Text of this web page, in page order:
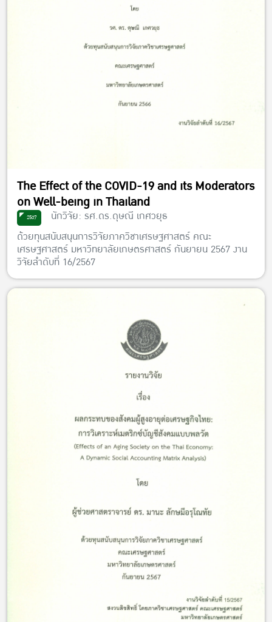
The Effect of the COVID-19 and its Moderators
on Well-being in Thailand
2567
นักวิจัย: รศ.ดร.ดุษณี เกศวยุธ
ด้วยทุนสนับสนุนการวิจัยภาควิชาเศรษฐศาสตร์ คณะ
เศรษฐศาสตร์ มหาวิทยาลัยเกษตรศาสตร์ กันยายน 2567 งาน
วิจัยลำดับที่ 16/2567